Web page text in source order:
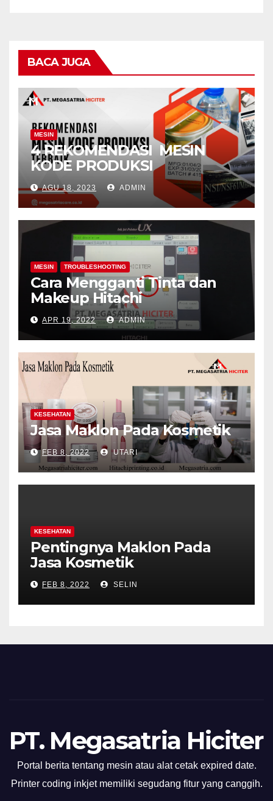
BACA JUGA
MESIN
4 REKOMENDASI MESIN
KODE PRODUKSI
AGU 18, 2023 ADMIN
MESIN TROUBLESHOOTING
Cara Mengganti Tinta dan
Makeup Hitachi
APR 19, 2022 ADMIN
KESEHATAN
Jasa Maklon Pada Kosmetik
FEB 8, 2022 UTARI
KESEHATAN
Pentingnya Maklon Pada
Jasa Kosmetik
FEB 8, 2022 SELIN
PT. Megasatria Hiciter
Portal berita tentang mesin atau alat cetak expired date.
Printer coding inkjet memiliki segudang fitur yang canggih.